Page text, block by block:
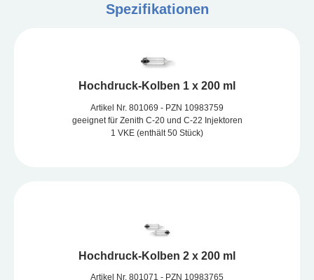
Spezifikationen
Hochdruck-Kolben 1 x 200 ml
Artikel Nr. 801069 - PZN 10983759
geeignet für Zenith C-20 und C-22 Injektoren
1 VKE (enthält 50 Stück)
Hochdruck-Kolben 2 x 200 ml
Artikel Nr. 801071 - PZN 10983765